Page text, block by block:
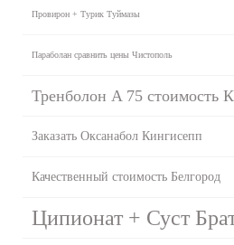
Провирон + Турик Туймазы
Параболан сравнить цены Чистополь
Тренболон A 75 стоимость
Заказать Оксанабол Кингисепп
Качественный стоимость Белгород
Ципионат + Суст